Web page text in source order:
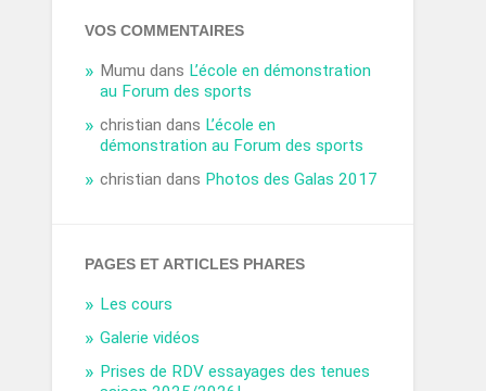
VOS COMMENTAIRES
Mumu dans L’école en démonstration
au Forum des sports
christian dans L’école en
démonstration au Forum des sports
christian dans Photos des Galas 2017
PAGES ET ARTICLES PHARES
Les cours
Galerie vidéos
Prises de RDV essayages des tenues